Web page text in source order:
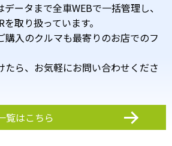
ータまで全車WEBで一括管理し、
取り扱っています。
購入のクルマも最寄りのお店でのフ
たら、お気軽にお問い合わせくださ
覧はこちら